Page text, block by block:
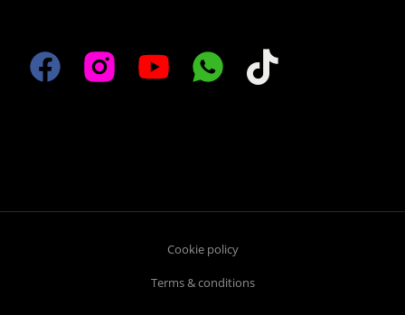
Cookie policy
Terms & conditions